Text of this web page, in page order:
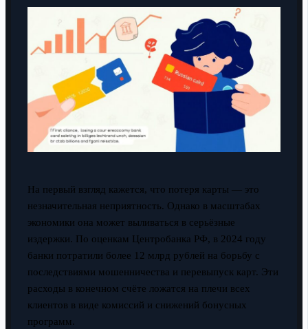
На первый взгляд кажется, что потеря карты — это
незначительная неприятность. Однако в масштабах
экономики она может выливаться в серьёзные
издержки. По оценкам Центробанка РФ, в 2024 году
банки потратили более 12 млрд рублей на борьбу с
последствиями мошенничества и перевыпуск карт. Эти
расходы в конечном счёте ложатся на плечи всех
клиентов в виде комиссий и снижений бонусных
программ.